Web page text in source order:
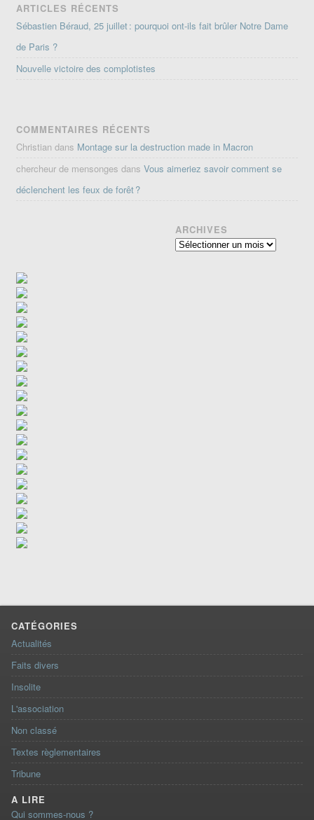
ARTICLES RÉCENTS
Sébastien Béraud, 25 juillet : pourquoi ont-ils fait brûler Notre Dame
de Paris ?
Nouvelle victoire des complotistes
COMMENTAIRES RÉCENTS
Christian dans Montage sur la destruction made in Macron
chercheur de mensonges dansVous aimeriez savoir comment se
déclenchent les feux de forêt ?
ARCHIVES
Archives
CATÉGORIES
Actualités
Faits divers
Insolite
L'association
Non classé
Textes règlementaires
Tribune
A LIRE
Qui sommes-nous ?